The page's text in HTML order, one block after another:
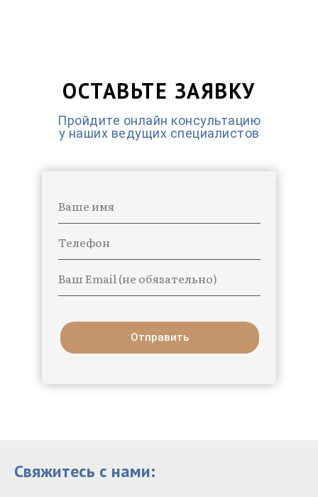
ОСТАВЬТЕ ЗАЯВКУ
Ваше имя
Телефон
Ваш Email (не обязательно)
Отправить
Пройдите онлайн консультацию
у наших ведущих специалистов
Свяжитесь с нами: